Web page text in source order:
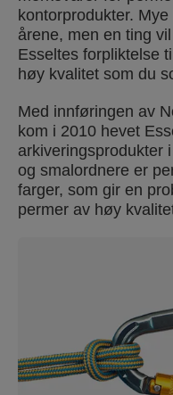
kontorprodukter.
årene, men en ting
Esseltes forpliktelse
høy kvalitet som du
Med innføringen av
kom i 2010 hevet
arkiveringsprodukter
og smalordnere er
farger, som gir en
permer av høy